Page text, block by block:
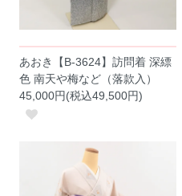
あおき【B-3624】訪問着 深縹
色 南天や梅など（落款入）
45,000円(税込49,500円)